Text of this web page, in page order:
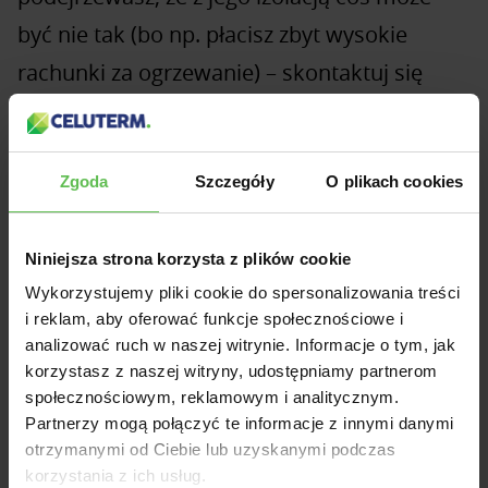
Zgoda Szczegóły O plikach cookies
Niniejsza strona korzysta z plików cookie
Wykorzystujemy pliki cookie do spersonalizowania treści
i reklam, aby oferować funkcje społecznościowe i
analizować ruch w naszej witrynie. Informacje o tym, jak
korzystasz z naszej witryny, udostępniamy partnerom
społecznościowym, reklamowym i analitycznym.
Partnerzy mogą połączyć te informacje z innymi danymi
otrzymanymi od Ciebie lub uzyskanymi podczas
korzystania z ich usług.
być nie tak (bo np. płacisz zbyt wysokie
rachunki za ogrzewanie) – skontaktuj się
z nami. Zdiagnozujemy problem i doradzimy
Ci najlepszy sposób naprawy docieplenia
poddaszy.
Tworzymy firmę,
z którą sami
chcielibyśmy robić
interesy.
Mamy nadzieję, że Ty też.